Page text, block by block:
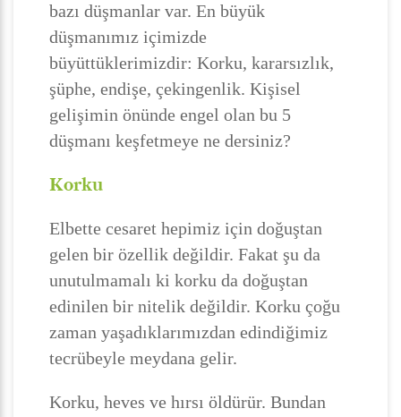
bazı düşmanlar var. En büyük
düşmanımız içimizde
büyüttüklerimizdir: Korku, kararsızlık,
şüphe, endişe, çekingenlik. Kişisel
gelişimin önünde engel olan bu 5
düşmanı keşfetmeye ne dersiniz?
Korku
Elbette cesaret hepimiz için doğuştan
gelen bir özellik değildir. Fakat şu da
unutulmamalı ki korku da doğuştan
edinilen bir nitelik değildir. Korku çoğu
zaman yaşadıklarımızdan edindiğimiz
tecrübeyle meydana gelir.
Korku, heves ve hırsı öldürür. Bundan